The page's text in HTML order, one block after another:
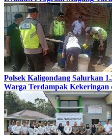
Polsek Kaligondang Salurkan
Warga Terdampak Kekeringan